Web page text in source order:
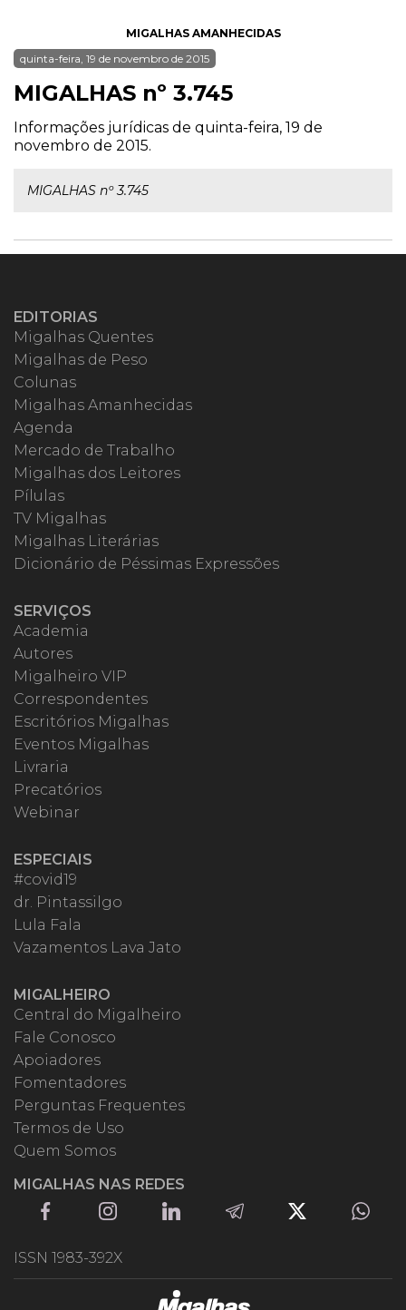
MIGALHAS AMANHECIDAS
quinta-feira, 19 de novembro de 2015
MIGALHAS nº 3.745
Informações jurídicas de quinta-feira, 19 de
novembro de 2015.
MIGALHAS nº 3.745
EDITORIAS
Migalhas Quentes
Migalhas de Peso
Colunas
Migalhas Amanhecidas
Agenda
Mercado de Trabalho
Migalhas dos Leitores
Pílulas
TV Migalhas
Migalhas Literárias
Dicionário de Péssimas Expressões
SERVIÇOS
Academia
Autores
Migalheiro VIP
Correspondentes
Escritórios Migalhas
Eventos Migalhas
Livraria
Precatórios
Webinar
ESPECIAIS
#covid19
dr. Pintassilgo
Lula Fala
Vazamentos Lava Jato
MIGALHEIRO
Central do Migalheiro
Fale Conosco
Apoiadores
Fomentadores
Perguntas Frequentes
Termos de Uso
Quem Somos
MIGALHAS NAS REDES
ISSN 1983-392X